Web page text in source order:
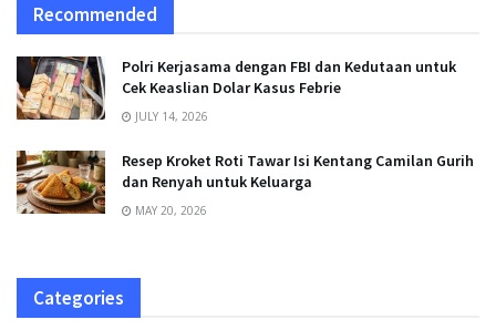
Recommended
Polri Kerjasama dengan FBI dan Kedutaan untuk
Cek Keaslian Dolar Kasus Febrie
JULY 14, 2026
Resep Kroket Roti Tawar Isi Kentang Camilan Gurih
dan Renyah untuk Keluarga
MAY 20, 2026
Categories